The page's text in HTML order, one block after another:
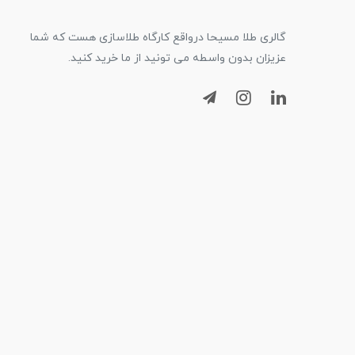
گالری طلا مسیحا درواقع کارگاه طلاسازی هست که شما
عزیزان بدون واسطه می تونید از ما خرید کنید.